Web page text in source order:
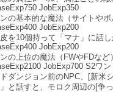
JobExp350
の基本的な魔法（サイトや
JobExp200
を10個持って「マナ」に話し
JobExp200
の上位の魔法（FWやFDなど
JobExp700 S2ワン
ダンジョン前のNPC、[新米
」と話すと、モロク周辺の[争